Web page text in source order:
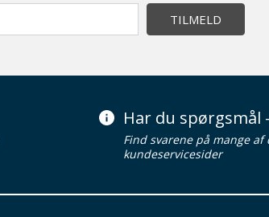
TILMELD
Har du spørgsmål
Find svarene på mange
kundeservicesider